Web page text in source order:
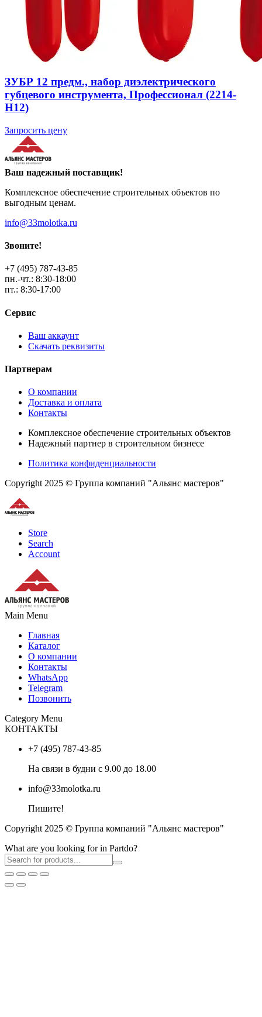
ЗУБР 12 предм., набор диэлектрического
губцевого инструмента, Профессионал (2214-
H12)
Запросить цену
Ваш надежный поставщик!
Комплексное обеспечение строительных объектов по
выгодным ценам.
info@33molotka.ru
Звоните!
+7 (495) 787-43-85
пн.-чт.: 8:30-18:00
пт.: 8:30-17:00
Сервис
Ваш аккаунт
Скачать реквизиты
Партнерам
О компании
Доставка и оплата
Контакты
Комплексное обеспечение строительных объектов
Надежный партнер в строительном бизнесе
Политика конфиденциальности
Copyright 2025 © Группа компаний "Альянс мастеров"
Store
Search
Account
Main Menu
Главная
Каталог
О компании
Контакты
WhatsApp
Telegram
Позвонить
Category Menu
КОНТАКТЫ
+7 (495) 787-43-85
На связи в будни с 9.00 до 18.00
info@33molotka.ru
Пишите!
Copyright 2025 © Группа компаний "Альянс мастеров"
What are you looking for in Partdo?